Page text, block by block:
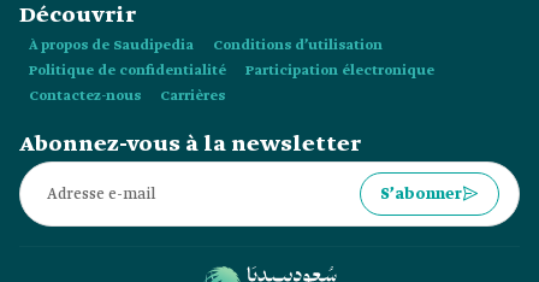
Découvrir
À propos de Saudipedia
Conditions d’utilisation
Politique de confidentialité
Participation électronique
Contactez-nous
Carrières
Abonnez-vous à la newsletter
S’abonner